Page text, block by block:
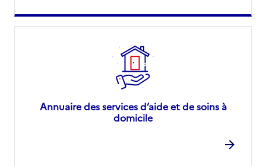
Annuaire des services d’aide et de soins à
domicile